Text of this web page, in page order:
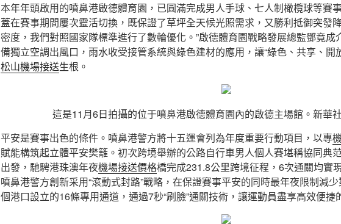
本年年頭啟用的噴鼻港啟德體育園，已圓滿完成男人手球、七人制橄欖球等賽
蓋在賽事期間屢次靈活切換，既保證了草坪全天候光照需求，又勝利抵御突發
密度，我們對照國家隊標準進行了數輪優化。”啟德體育園戰略發展總監鄧竟
備獨立空調出風口，雨水收受接管系統與綠色建材的應用，讓“綠色、共享、開
松山機場接送生根。
這是11月6日拍攝的位于噴鼻港啟德體育園內的啟德主場館。新華社
平安是賽事出色的條件。噴鼻港警方將十五運會列為年度重要行動項目，以專
賦能構筑起立體平安樊籬。初次跨境舉辦的公路自行車男人個人賽堪稱協同典
出發，馳騁港珠澳年夜機場接送價格橋完成231.8公里跨境征程，6次通關均實
噴鼻港警方創新采用“滾動式封路”戰略，在保證賽事平安的同時最年夜限制減
個港口設立的16條專用通道，通過7秒“刷臉”通關技術，讓運動員盡享高效便捷